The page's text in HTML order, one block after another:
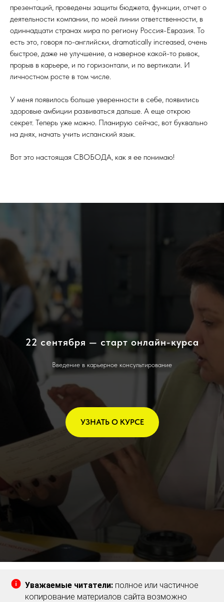
презентаций, проведены защиты бюджета, функции, отчет о
деятельности компании, по моей линии ответственности, в
одиннадцати странах мира по региону Россия-Евразия. То
есть это, говоря по-английски, dramatically increased, очень
быстрое, даже не улучшение, а наверное какой-то рывок,
прорыв в карьере, и по горизонтали, и по вертикали. И
личностном росте в том числе.
У меня появилось больше уверенности в себе, появились
здоровые амбиции развиваться дальше. А еще открою
секрет. Теперь уже можно. Планирую сейчас, вот буквально
на днях, начать учить испанский язык.
Вот это настоящая СВОБОДА, как я ее понимаю!
22 сентября — старт онлайн-курса
Введение в карьерное консультирование
УЗНАТЬ О КУРСЕ
Уважаемые читатели: полное или частичное
копирование материалов сайта возможно